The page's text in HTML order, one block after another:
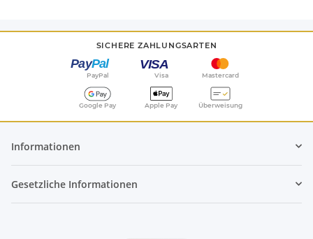
SICHERE ZAHLUNGSARTEN
PayPal Visa Mastercard
Google Pay Apple Pay Überweisung
Informationen
Gesetzliche Informationen